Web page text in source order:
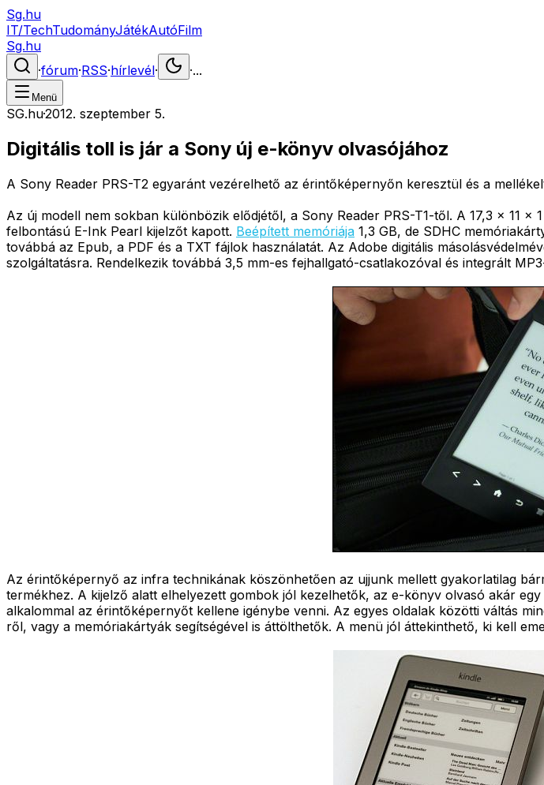
Sg.hu
IT/TechTudományJátékAutóFilm
Sg.hu
·fórum·RSS·hírlevél· ·...
Menü
SG.hu·2012. szeptember 5.
Digitális toll is jár a Sony új e-könyv olvasójához
A Sony Reader PRS-T2 egyaránt vezérelhető az érintőképernyőn keresztül és a
Az új modell nem sokban különbözik elődjétől, a Sony Reader PRS-T1-től. A 17,3 x 11
felbontású E-Ink Pearl kijelzőt kapott. Beépített memóriája 1,3 GB, de SDHC
továbbá az Epub, a PDF és a TXT fájlok használatát. Az Adobe digitális
szolgáltatásra. Rendelkezik továbbá 3,5 mm-es fejhallgató-csatlakozóval és integrált
Az érintőképernyő az infra technikának köszönhetően az ujjunk mellett gyakorlatilag
termékhez. A kijelző alatt elhelyezett gombok jól kezelhetők, az e-könyv olvasó akár
alkalommal az érintőképernyőt kellene igénybe venni. Az egyes oldalak közötti váltás
ről, vagy a memóriakártyák segítségével is áttölthetők. A menü jól áttekinthető, ki kell